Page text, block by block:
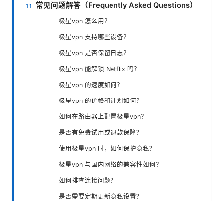
常见问题解答（Frequently Asked Questions）
极星vpn 怎么用？
极星vpn 支持哪些设备？
极星vpn 是否保留日志？
极星vpn 能解锁 Netflix 吗？
极星vpn 的速度如何？
极星vpn 的价格和计划如何？
如何在路由器上配置极星vpn？
是否有免费试用或退款保障？
使用极星vpn 时，如何保护隐私？
极星vpn 与国内网络的兼容性如何？
如何排查连接问题？
是否需要定期更新隐私设置？